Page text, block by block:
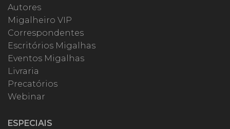
Autores
Migalheiro VIP
Correspondentes
Escritórios Migalhas
Eventos Migalhas
Livraria
Precatórios
Webinar
ESPECIAIS